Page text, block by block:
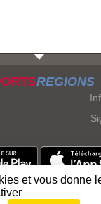
REGIONS
et vous donne